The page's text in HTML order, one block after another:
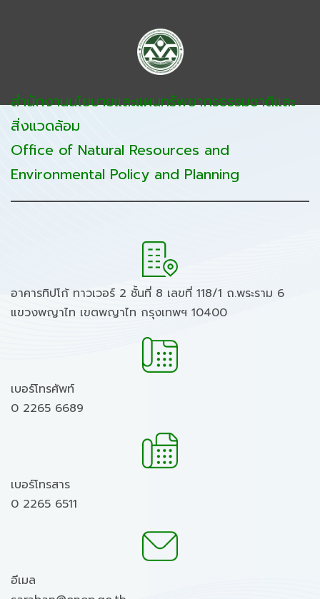
สำนักงานนโยบายและแผนทรัพยากรธรรมชาติและ
สิ่งแวดล้อม
Office of Natural Resources and
Environmental Policy and Planning
อาคารทิปโก้ ทาวเวอร์ 2 ชั้นที่ 8 เลขที่ 118/1 ถ.พระราม 6
แขวงพญาไท เขตพญาไท กรุงเทพฯ 10400
เบอร์โทรศัพท์
0 2265 6689
เบอร์โทรสาร
0 2265 6511
อีเมล